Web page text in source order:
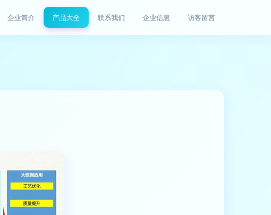
企业简介 产品大全 联系我们 企业信息 访客留言